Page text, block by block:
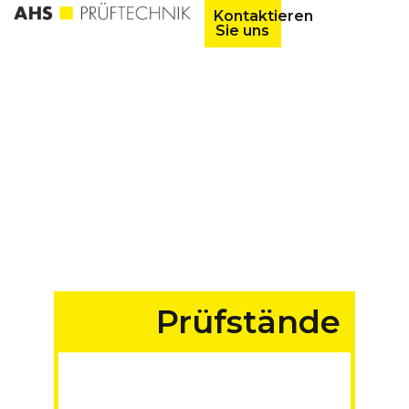
Kontaktieren
Sie uns
Prüfstände